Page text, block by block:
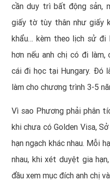
cần duy trì bất động sản,
giấy tờ tùy thân như giấy
khẩu… kèm theo lịch sử đi
hơn nếu anh chị có đi làm,
cái đi học tại Hungary. Đó
làm cho chương trình 3-5
Vì sao Phương phải phân
khi chưa có Golden Visa,
hạn ngạch khác nhau. Mỗi
nhau, khi xét duyệt gia
đầu xem mục đích anh chị